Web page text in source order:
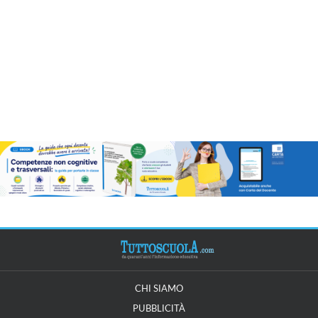
CHI SIAMO
PUBBLICITÀ